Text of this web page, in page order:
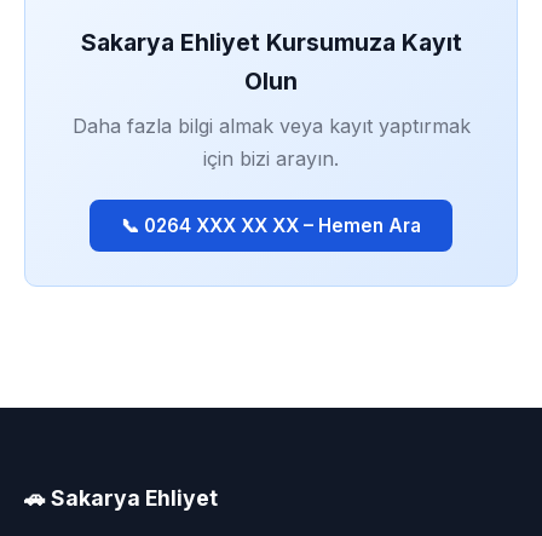
Sakarya Ehliyet Kursumuza Kayıt
Olun
Daha fazla bilgi almak veya kayıt yaptırmak
için bizi arayın.
📞 0264 XXX XX XX – Hemen Ara
🚗 Sakarya Ehliyet